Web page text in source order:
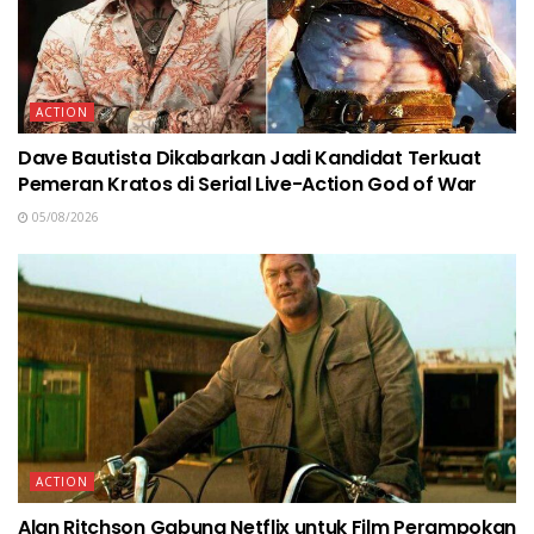
ACTION
Dave Bautista Dikabarkan Jadi Kandidat Terkuat
Pemeran Kratos di Serial Live-Action God of War
05/08/2026
ACTION
Alan Ritchson Gabung Netflix untuk Film Perampokan